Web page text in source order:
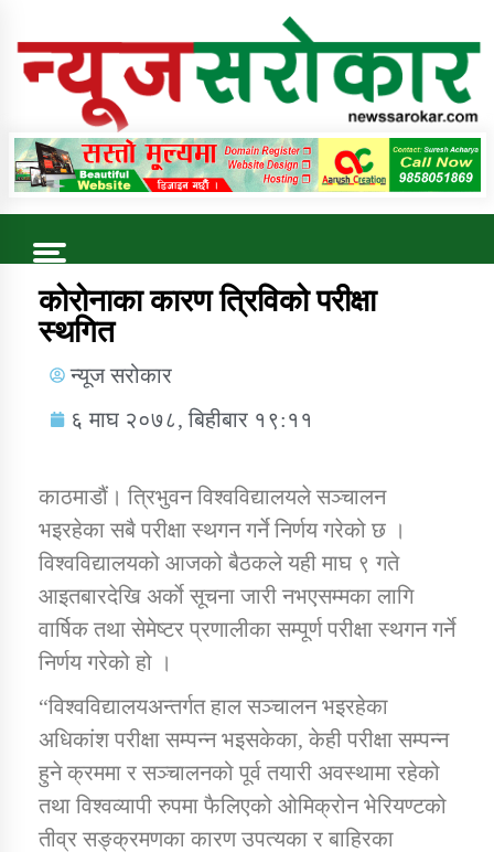
Online News Portal
Trending Now
कुषि बिकास कार्यालय जुम्ला सुचना सन्देश
डिभिजन कार्यालय जुम्लाको सुचना सन्देश
सामाजिक बिकास कार्यालय जुम्लाकाे सुचना
कोरोनाका कारण त्रिविको परीक्षा
स्थगित
न्यूज सरोकार
६ माघ २०७८, बिहीबार १९:११
काठमाडौं। त्रिभुवन विश्वविद्यालयले सञ्चालन
भइरहेका सबै परीक्षा स्थगन गर्ने निर्णय गरेको छ ।
विश्वविद्यालयको आजको बैठकले यही माघ ९ गते
आइतबारदेखि अर्काे सूचना जारी नभएसम्मका लागि
वार्षिक तथा सेमेष्टर प्रणालीका सम्पूर्ण परीक्षा स्थगन गर्ने
निर्णय गरेको हो ।
“विश्वविद्यालयअन्तर्गत हाल सञ्चालन भइरहेका
अधिकांश परीक्षा सम्पन्न भइसकेका, केही परीक्षा सम्पन्न
हुने क्रममा र सञ्चालनको पूर्व तयारी अवस्थामा रहेको
तथा विश्वव्यापी रुपमा फैलिएको ओमिक्रोन भेरियण्टको
तीव्र सङ्क्रमणका कारण उपत्यका र बाहिरका